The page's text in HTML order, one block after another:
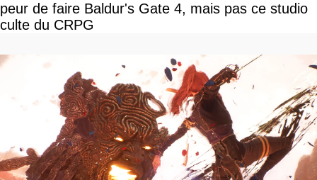
peur de faire Baldur's Gate 4, mais pas ce studio
culte du CRPG